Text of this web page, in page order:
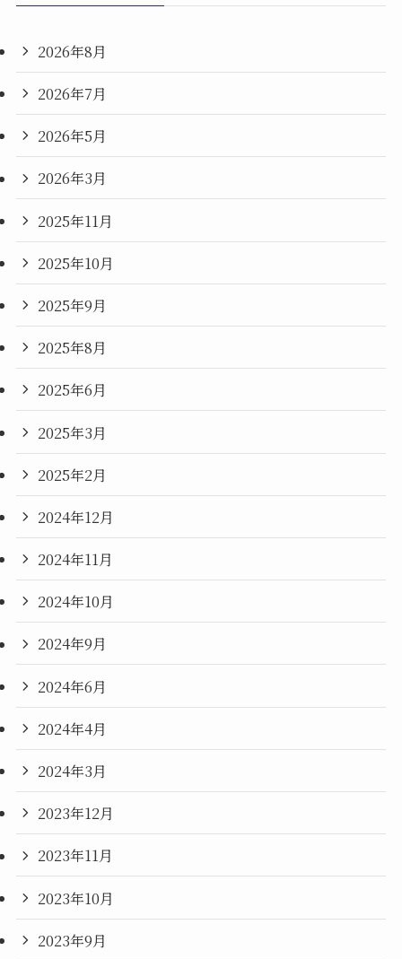
2026年8月
2026年7月
2026年5月
2026年3月
2025年11月
2025年10月
2025年9月
2025年8月
2025年6月
2025年3月
2025年2月
2024年12月
2024年11月
2024年10月
2024年9月
2024年6月
2024年4月
2024年3月
2023年12月
2023年11月
2023年10月
2023年9月